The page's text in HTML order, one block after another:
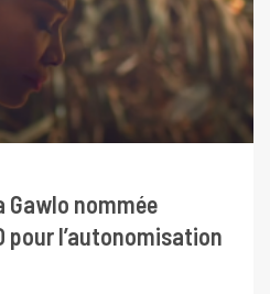
Gawlo nommée
pour l’autonomisation